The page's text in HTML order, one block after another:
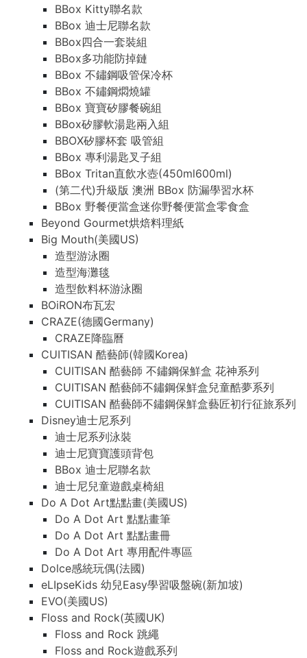
BBox Kitty聯名款
BBox 迪士尼聯名款
BBox四合一套裝組
BBox多功能防掉鏈
BBox 不鏽鋼吸管保冷杯
BBox 不鏽鋼燜燒罐
BBox 寶寶矽膠餐碗組
BBox矽膠軟湯匙兩入組
BBOX矽膠杯套 吸管組
BBox 專利湯匙叉子組
BBox Tritan直飲水壺(450ml600ml)
(第二代)升級版 澳洲 BBox 防漏學習水杯
BBox 野餐便當盒迷你野餐便當盒零食盒
Beyond Gourmet烘焙料理紙
Big Mouth(美國US)
造型游泳圈
造型海灘毯
造型飲料杯游泳圈
BOiRON布瓦宏
CRAZE(德國Germany)
CRAZE降臨曆
CUITISAN 酷藝師(韓國Korea)
CUITISAN 酷藝師 不鏽鋼保鮮盒 花神系列
CUITISAN 酷藝師不鏽鋼保鮮盒兒童酷夢系列
CUITISAN 酷藝師不鏽鋼保鮮盒藝匠初行征旅系列
Disney迪士尼系列
迪士尼系列泳裝
迪士尼寶寶護頭背包
BBox 迪士尼聯名款
迪士尼兒童遊戲桌椅組
Do A Dot Art點點畫(美國US)
Do A Dot Art 點點畫筆
Do A Dot Art 點點畫冊
Do A Dot Art 專用配件專區
Dolce感統玩偶(法國)
eLIpseKids 幼兒Easy學習吸盤碗(新加坡)
EVO(美國US)
Floss and Rock(英國UK)
Floss and Rock 跳繩
Floss and Rock遊戲系列